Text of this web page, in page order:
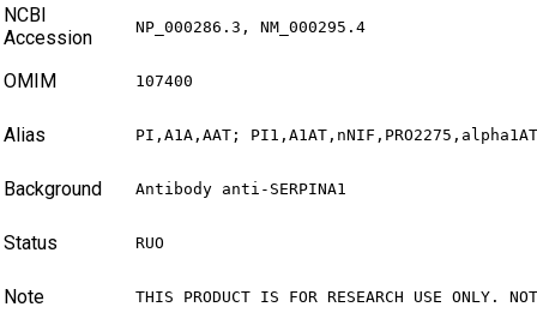
NCBI
Accession
NP_000286.3, NM_000295.4
OMIM 107400
Alias PI,A1A,AAT;
Background Antibody anti-SERPINA1
Status RUO
Note THIS PRODUCT IS FOR RESEARCH USE ONLY.